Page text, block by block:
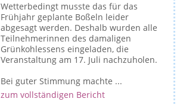
Wetterbedingt musste das für das
Frühjahr geplante Boßeln leider
abgesagt werden. Deshalb wurden alle
Teilnehmerinnen des damaligen
Grünkohlessens eingeladen, die
Veranstaltung am 17. Juli nachzuholen.
Bei guter Stimmung machte ...
zum vollständigen Bericht